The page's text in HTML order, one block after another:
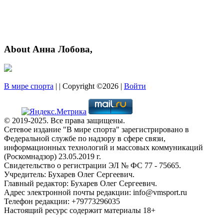
About Анна Лобова,
В мире спорта | | Copyright ©2026 | Войти
© 2019-2025. Все права защищены.
Сетевое издание "В мире спорта" зарегистрировано в
Федеральной службе по надзору в сфере связи,
информационных технологий и массовых коммуникаций
(Роскомнадзор) 23.05.2019 г.
Свидетельство о регистрации ЭЛ № ФС 77 - 75665.
Учредитель: Бухарев Олег Сергеевич.
Главный редактор: Бухарев Олег Сергеевич.
Адрес электронной почты редакции: info@vmsport.ru
Телефон редакции: +79773296035
Настоящий ресурс содержит материалы 18+